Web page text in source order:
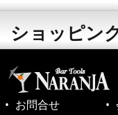
ショッピン
お問合せ